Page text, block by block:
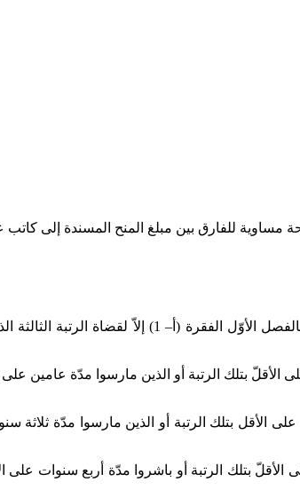
مركزيّة يضاف إليها منحة مساوية للفارق بين مبلغ المنح المسندة
لا يمكـن أن تسنـد الوظائف المقـرّرة بالفصل الأوّل
الذين لهم أقدميّة ست سنوات على الأقلّ بتلك الرتبة أو الذين
الذين لهم أقدميّة ثلاث سنوات على الأقل بتلك الرتبة أو الذين
الأقلّ بتلك الرتبة أو باشروا مدّة أربع سنوات على